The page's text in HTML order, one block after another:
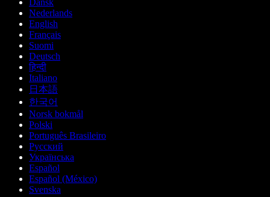
Dansk
Nederlands
English
Français
Suomi
Deutsch
हिन्दी
Italiano
日本語
한국어
Norsk bokmål
Polski
Português Brasileiro
Русский
Українська
Español
Español (México)
Svenska